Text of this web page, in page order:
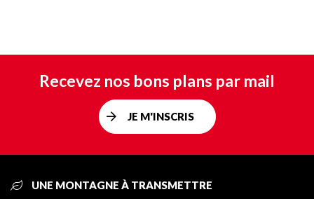
Recevez nos bons plans par mail
JE M'INSCRIS
UNE MONTAGNE À TRANSMETTRE